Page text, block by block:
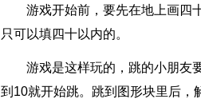
游戏开始前，要先在地上画四
只可以填四十以内的。
游戏是这样玩的，跳的小朋友
到10就开始跳。跳到图形块里后，